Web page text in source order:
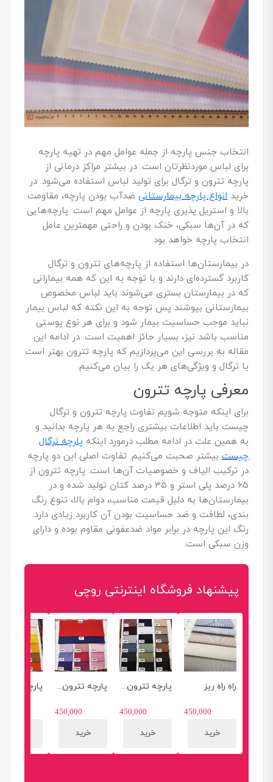
انتخاب جنس پارچه از جمله عوامل مهم در تهیه پارچه
برای لباس موردنظرتان است. در بیشتر مراکز درمانی از
پارچه تترون و ترگال برای تولید لباس استفاده می‌شود. در
خرید انواع پارچه بیمارستانی ضدآب بودن پارچه، مقاومت
بالا و استریل پذیری پارچه از عوامل مهم است. پارچه‌هایی
که در آن‌ها سبکی، خنک بودن و راحتی مهمترین عامل
انتخاب پارچه خواهد بود.
در بیمارستان‌ها استفاده از پارچه‌های تترون و ترگال
کاربرد گسترده‌ای دارند و با توجه به این که همه بیمارانی
که در بیمارستان بستری می‌شوند باید لباس مخصوص
بیمارستانی بپوشند پس توجه به این نکته که لباس بیمار
نباید موجب حساسیت بیمار شود و برای هر نوع پوستی
مناسب باشد نیز، بسیار حائز اهمیت است. در ادامه این
مقاله به بررسی این می‌پردازیم که پارچه تترون بهتر است
یا ترگال و ویژگی‌های هر یک را بیان می‌کنیم.
معرفی پارچه تترون
برای اینکه متوجه شویم تفاوت پارچه تترون و ترگال
چیست باید اطلاعات بیشتری راجع به هر پارچه بدانید و
به همین علت در ادامه مطلب درمورد اینکه پارچه ترگال
چیست بیشتر صحبت می‌کنیم. تفاوت اصلی این دو پارچه
در ترکیب الیاف و خصوصیات آن‌ها است. پارچه تترون از
65 درصد پلی استر و 35 درصد کتان تولید شده و در
بیمارستان‌ها به دلیل قیمت مناسب، دوام بالا، تنوع رنگ
بندی، لطافت و ضد حساسیت بودن آن کاربرد زیادی دارد.
رنگ این پارچه در برابر مواد ضدعفونی مقاوم بوده و دارای
وزن سبکی است.
پیشنهاد فروشگاه اینترنتی روچی
راه راه ریز
450,000
خرید
پارچه تترون ساده رنگی عرض 1.5
450,000
خرید
پارچه تترون مدل رنگی عرض 1.5
450,000
خرید